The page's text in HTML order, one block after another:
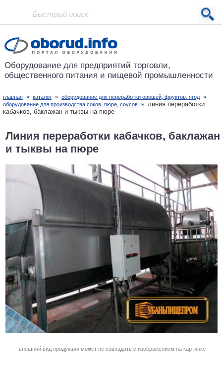
Проект основан в 2001 году
Оборудование для предприятий торговли,
общественного питания и пищевой промышленности
главная » каталог » оборудование для переработки овощей, фруктов, ягод »
оборудование для производства соков, пюре, соусов » линия переработки
кабачков, баклажан и тыквы на пюре
Линия переработки кабачков, баклажан
и тыквы на пюре
внешний вид продукции может не совпадать с изображением на картинке